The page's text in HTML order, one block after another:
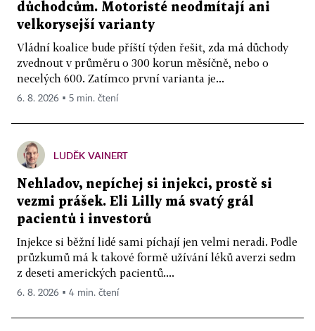
důchodcům. Motoristé neodmítají ani
velkorysejší varianty
Vládní koalice bude příští týden řešit, zda má důchody
zvednout v průměru o 300 korun měsíčně, nebo o
necelých 600. Zatímco první varianta je...
6. 8. 2026 ▪ 5 min. čtení
LUDĚK VAINERT
Nehladov, nepíchej si injekci, prostě si
vezmi prášek. Eli Lilly má svatý grál
pacientů i investorů
Injekce si běžní lidé sami píchají jen velmi neradi. Podle
průzkumů má k takové formě užívání léků averzi sedm
z deseti amerických pacientů....
6. 8. 2026 ▪ 4 min. čtení